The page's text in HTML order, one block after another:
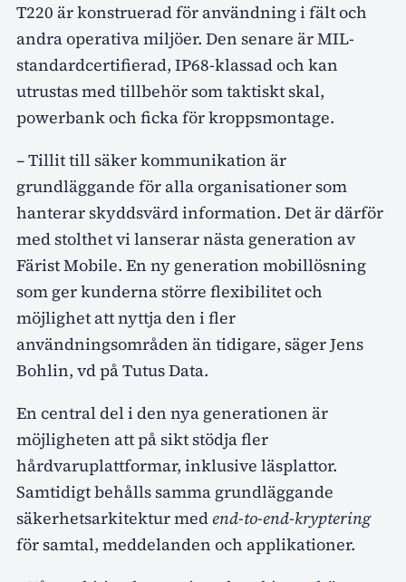
T220 är konstruerad för användning i fält och
andra operativa miljöer. Den senare är MIL-
standardcertifierad, IP68-klassad och kan
utrustas med tillbehör som taktiskt skal,
powerbank och ficka för kroppsmontage.
– Tillit till säker kommunikation är
grundläggande för alla organisationer som
hanterar skyddsvärd information. Det är därför
med stolthet vi lanserar nästa generation av
Färist Mobile. En ny generation mobillösning
som ger kunderna större flexibilitet och
möjlighet att nyttja den i fler
användningsområden än tidigare, säger Jens
Bohlin, vd på Tutus Data.
En central del i den nya generationen är
möjligheten att på sikt stödja fler
hårdvaruplattformar, inklusive läsplattor.
Samtidigt behålls samma grundläggande
säkerhetsarkitektur medend-to-end-kryptering
för samtal, meddelanden och applikationer.